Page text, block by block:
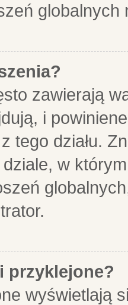
zawierają
i
tego działu.
w
przyklejone?
wyświetlają